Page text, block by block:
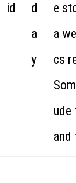
id
d
a
y
e
a
cs
ude
and